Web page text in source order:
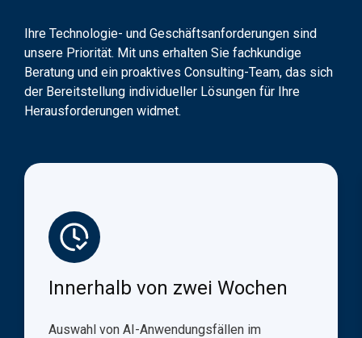
Ihre Technologie- und Geschäftsanforderungen sind
unsere Priorität. Mit uns erhalten Sie fachkundige
Beratung und ein proaktives Consulting-Team, das sich
der Bereitstellung individueller Lösungen für Ihre
Herausforderungen widmet.
Innerhalb von zwei Wochen
Auswahl von AI-Anwendungsfällen im